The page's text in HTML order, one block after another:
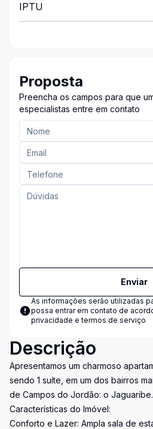
IPTU
Proposta
Preencha os campos para que
especialistas entre em contato
Enviar
As informações serão utilizadas
possa entrar em contato de
privacidade e termos de serviço
Descrição
Apresentamos um charmoso
sendo 1 suíte, em um dos bairros
de Campos do Jordão: o Jaguaribe.
Características do Imóvel:
Conforto e Lazer: Ampla sala de